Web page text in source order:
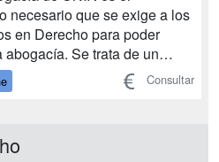
necesario que se exige a los
en Derecho para poder
Se trata de un
metodología online que te
organizar tu tiempo de estudio
Consultar